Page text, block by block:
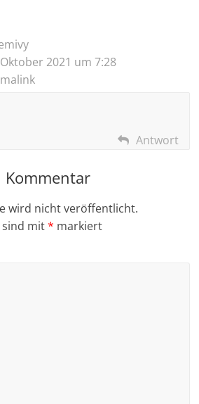
2021 um 7:28
Antwort
Kommentar
wird nicht veröffentlicht.
sind mit* markiert